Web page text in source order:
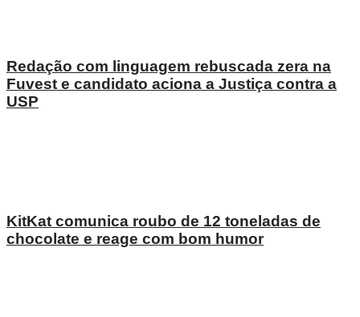
Redação com linguagem rebuscada zera na
Fuvest e candidato aciona a Justiça contra a
USP
KitKat comunica roubo de 12 toneladas de
chocolate e reage com bom humor